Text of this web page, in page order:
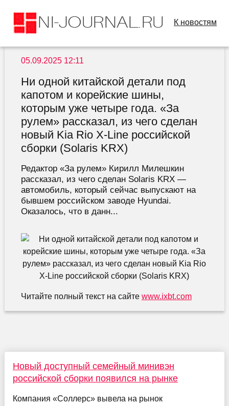
К новостям
05.09.2025 12:11
Ни одной китайской детали под
капотом и корейские шины,
которым уже четыре года. «За
рулем» рассказал, из чего сделан
новый Kia Rio X-Line российской
сборки (Solaris KRX)
Редактор «За рулем» Кирилл Милешкин
рассказал, из чего сделан Solaris KRX —
автомобиль, который сейчас выпускают на
бывшем российском заводе Hyundai.
Оказалось, что в данн...
Читайте полный текст на сайте www.ixbt.com
Новый доступный семейный минивэн
российской сборки появился на рынке
Компания «Соллерс» вывела на рынок